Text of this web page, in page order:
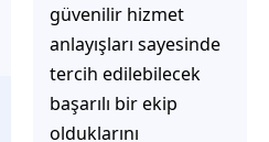
güvenilir hizmet
anlayışları sayesinde
tercih edilebilecek
başarılı bir ekip
olduklarını